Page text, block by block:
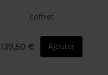
coffret
139,50 € Ajouter